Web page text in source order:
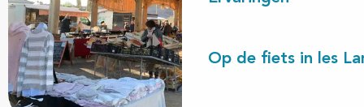
Op de fiets in les